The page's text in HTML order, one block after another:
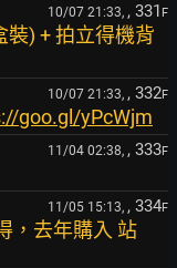
10/07 21:33, , 331 F
裝) + 拍立得機背
10/07 21:33, , 332F
goo.gl/yPcWjm
11/04 02:38, , 333F
11/05 15:13, , 334F
，去年購入 站